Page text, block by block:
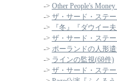
-> Other People's
-> ザ・サード・ステ
->
『冬』『ダウイー
-> ザ・サード・ステ
-> ポーランドの人形
-> ラインの監視(68件)
-> ザ・サード・ステ